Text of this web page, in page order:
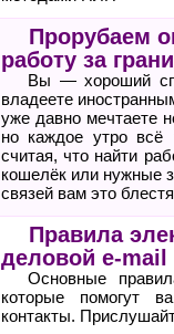
Прорубаем
работу за
Вы — хороший
владеете
уже давно мечтаете
но каждое утро всё
считая, что найти
кошелёк или нужные
связей вам это
Правила
деловой e-mail
Основные
которые помогут
контакты.